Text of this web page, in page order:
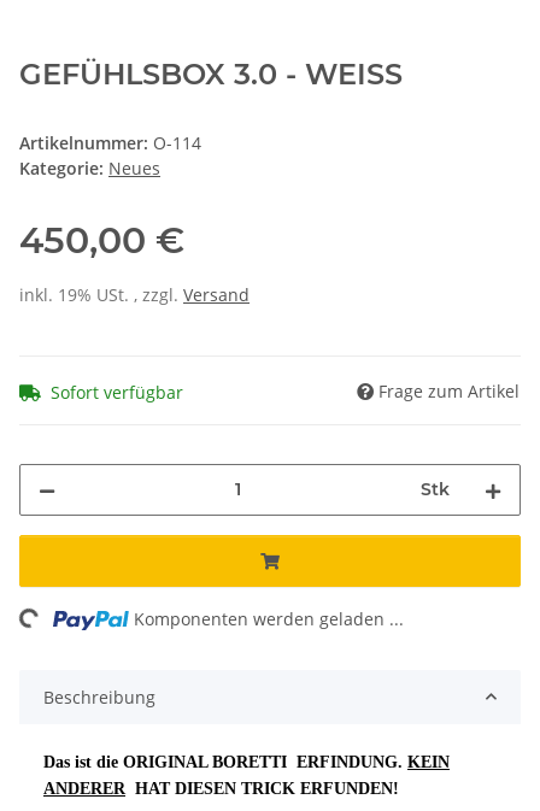
GEFÜHLSBOX 3.0 - WEISS
Artikelnummer: O-114
Kategorie: Neues
450,00 €
inkl. 19% USt. , zzgl. Versand
Sofort verfügbar Frage zum Artikel
Stk
Loading... Komponenten werden geladen ...
Beschreibung
Das ist die ORIGINAL BORETTI ERFINDUNG. KEIN
ANDERER HAT DIESEN TRICK ERFUNDEN!